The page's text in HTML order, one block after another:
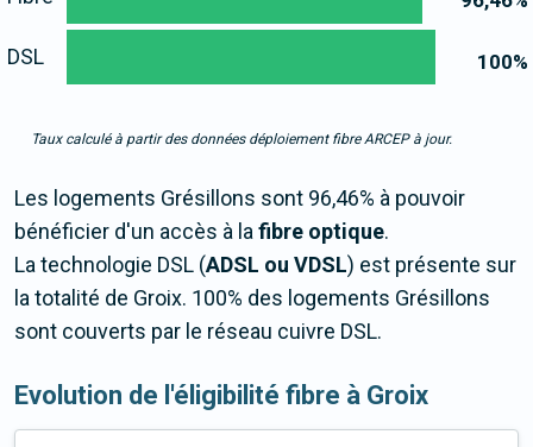
100%
DSL
Taux calculé à partir des données déploiement fibre ARCEP à jour.
Les logements Grésillons sont 96,46% à pouvoir
bénéficier d'un accès à lafibre optique.
La technologie DSL (ADSL ou VDSL) est présente sur
la totalité de Groix. 100% des logements Grésillons
sont couverts par le réseau cuivre DSL.
Evolution de l'éligibilité fibre à Groix